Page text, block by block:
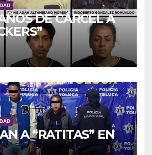
DE CÁRCEL A
A “RATITAS” EN